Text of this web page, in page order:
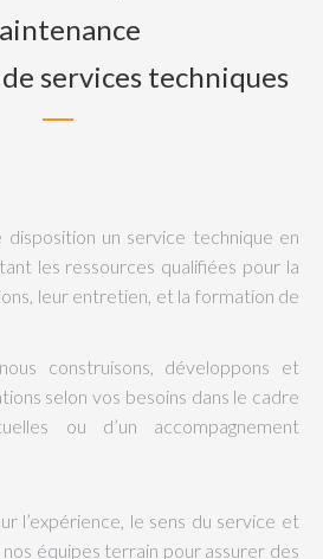
services techniques
un service technique en
les ressources qualifiées pour la
leur entretien, et la formation de
construisons, développons et
selon vos besoins dans le cadre
ou d’un accompagnement
l’expérience, le sens du service et
nos équipes terrain pour assurer des